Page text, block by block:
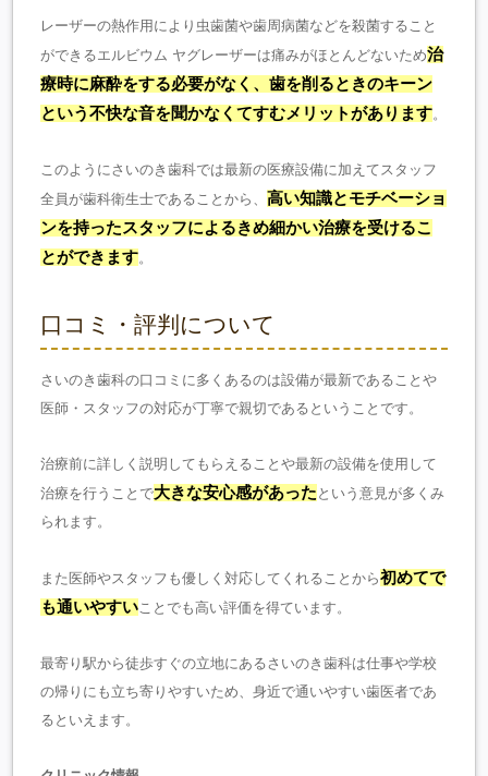
レーザーの熱作用により虫歯菌や歯周病菌などを殺菌すること
ができるエルビウム ヤグレーザーは痛みがほとんどないため治
療時に麻酔をする必要がなく、歯を削るときのキーン
という不快な音を聞かなくてすむメリットがあります。
このようにさいのき歯科では最新の医療設備に加えてスタッフ
全員が歯科衛生士であることから、高い知識とモチベーショ
ンを持ったスタッフによるきめ細かい治療を受けるこ
とができます。
口コミ・評判について
さいのき歯科の口コミに多くあるのは設備が最新であることや
医師・スタッフの対応が丁寧で親切であるということです。
治療前に詳しく説明してもらえることや最新の設備を使用して
治療を行うことで大きな安心感があった という意見が多くみ
られます。
また医師やスタッフも優しく対応してくれることから初めてで
も通いやすい ことでも高い評価を得ています。
最寄り駅から徒歩すぐの立地にあるさいのき歯科は仕事や学校
の帰りにも立ち寄りやすいため、身近で通いやすい歯医者であ
るといえます。